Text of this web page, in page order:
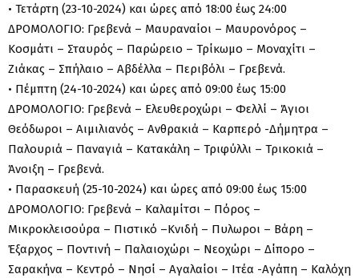
• Τετάρτη (23-10-2024) και ώρες από 18:00 έως 24:00
ΔΡΟΜΟΛΟΓΙΟ: Γρεβενά – Μαυραναίοι – Μαυρονόρος –
Κοσμάτι – Σταυρός – Παρώρειο – Τρίκωμο – Μοναχίτι –
Ζιάκας – Σπήλαιο – Αβδέλλα – Περιβόλι – Γρεβενά.
• Πέμπτη (24-10-2024) και ώρες από 09:00 έως 15:00
ΔΡΟΜΟΛΟΓΙΟ: Γρεβενά – Ελευθεροχώρι – Φελλί – Άγιοι
Θεόδωροι – Αιμιλιανός – Ανθρακιά – Καρπερό -Δήμητρα –
Παλουριά – Παναγιά – Κατακάλη – Τριφύλλι – Τρικοκιά –
Άνοιξη – Γρεβενά.
• Παρασκευή (25-10-2024) και ώρες από 09:00 έως 15:00
ΔΡΟΜΟΛΟΓΙΟ: Γρεβενά – Καλαμίτσι – Πόρος –
Μικροκλεισούρα – Πιστικό –Κνιδή – Πυλωροι – Βάρη –
Έξαρχος – Ποντινή – Παλαιοχώρι – Νεοχώρι – Δίπορο –
Σαρακήνα – Κεντρό – Νησί – Αγαλαίοι – Ιτέα -Αγάπη – Καλόχη